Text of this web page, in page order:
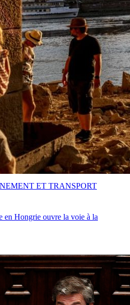
en Hongrie ouvre la voie à la
ET TRANSPORT